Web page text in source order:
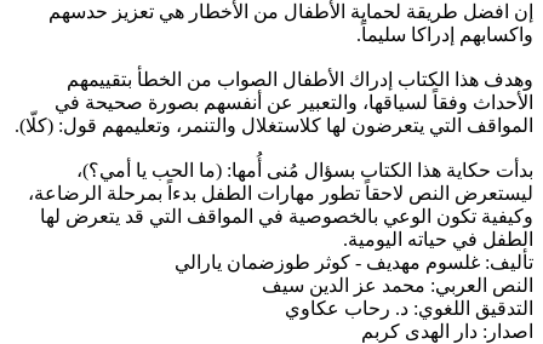
إن افضل طريقة لحماية الأطفال من الأخطار هي تعزيز حدسهم
واكسابهم إدراكا سليماً.
وهدف هذا الكتاب إدراك الأطفال الصواب من الخطأ بتقييمهم
الأحداث وفقاً لسياقها، والتعبير عن أنفسهم بصورة صحيحة في
المواقف التي يتعرضون لها كلاستغلال والتنمر، وتعليمهم قول: (كلّا).
بدأت حكاية هذا الكتاب بسؤال مُنى أُمها: (ما الحب يا أمي؟)،
ليستعرض النص لاحقاً تطور مهارات الطفل بدءاً بمرحلة الرضاعة،
وكيفية تكون الوعي بالخصوصية في المواقف التي قد يتعرض لها
الطفل في حياته اليومية.
تأليف: غلسوم مهديف - كوثر طوزضمان يارالي
النص العربي: محمد عز الدين سيف
التدقيق اللغوي: د. رحاب عكاوي
اصدار: دار الهدى كربم